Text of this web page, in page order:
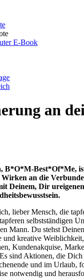
E-Book
an
B*O*M-Best*Of*Me,
an die
Deinem, Dir
lieber Mensch, die
selbstständigen
Mann. Du stehst
und kreative
Kundenakquise,
sind Aktionen, die Dich
und im Urlaub,
notwendig und